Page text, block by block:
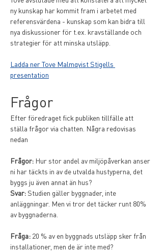
ny kunskap har kommit fram i arbetet med
referensvärdena - kunskap som kan bidra till
nya diskussioner för t.ex. kravställande och
strategier för att minska utsläpp.
Ladda ner Tove Malmqvist Stigells
presentation
Frågor
Efter föredraget fick publiken tillfälle att
ställa frågor via chatten. Några redovisas
nedan
Frågor: Hur stor andel av miljöpåverkan anser
ni har täckts in av de utvalda hustyperna, det
byggs ju även annat än hus?
Svar: Studien gäller byggnader, inte
anläggningar. Men vi tror det täcker runt 80%
av byggnaderna.
Fråga: 20 % av en byggnads utsläpp sker från
installationer, men de är inte med?